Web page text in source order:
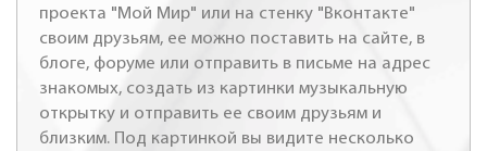
проекта "Мой Мир" или на стенку "Вконтакте"
своим друзьям, ее можно поставить на сайте, в
блоге, форуме или отправить в письме на адрес
знакомых, создать из картинки музыкальную
открытку и отправить ее своим друзьям и
близким. Под картинкой вы видите несколько